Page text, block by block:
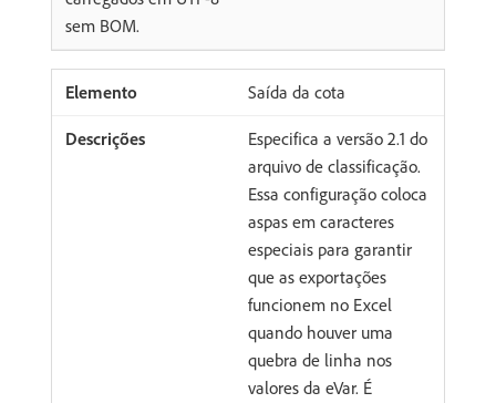
sem BOM.
Saída da cota
Especifica a versão 2.1 do
arquivo de classificação.
Essa configuração coloca
aspas em caracteres
especiais para garantir
que as exportações
funcionem no Excel
quando houver uma
quebra de linha nos
valores da eVar. É